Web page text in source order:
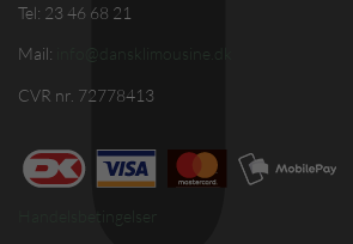
Tel: 23 46 68 21
Mail: info@dansklimousine.dk
CVR nr. 72778413
Handelsbetingelser